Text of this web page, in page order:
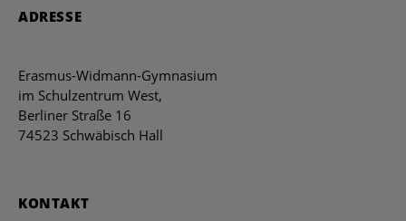
ADRESSE
Erasmus-Widmann-Gymnasium
im Schulzentrum West,
Berliner Straße 16
74523 Schwäbisch Hall
KONTAKT